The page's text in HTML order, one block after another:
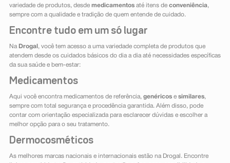
variedade de produtos, desde medicamentosaté itens de conveniência,
sempre com a qualidade e tradição de quem entende de cuidado.
Encontre tudo em um só lugar
Na Drogal , você tem acesso a uma variedade completa de produtos que
atendem desde os cuidados básicos do dia a dia até necessidades específicas
da sua saúde e bem-estar:
Medicamentos
Aqui você encontra medicamentos de referência, genéricose similares,
sempre com total segurança e procedência garantida. Além disso, pode
contar com orientação especializada para esclarecer dúvidas e escolher a
melhor opção para o seu tratamento.
Dermocosméticos
As melhores marcas nacionais e internacionais estão na Drogal. Encontre